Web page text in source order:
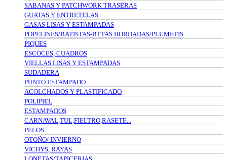
SABANAS Y PATCHWORK TRASERAS
GUATAS Y ENTRETELAS
GASAS LISAS Y ESTAMPADAS
POPELINES/BATISTAS-BTTAS BORDADAS/PLUMETIS
PIQUES
ESCOCES, CUADROS
VIELLAS LISAS Y ESTAMPADAS
SUDADERA
PUNTO ESTAMPADO
ACOLCHADOS Y PLASTIFICADO
POLIPIEL
ESTAMPADOS
CARNAVAL,TUL,FIELTRO,RASETE...
PELOS
OTOÑO/ INVIERNO
VICHYS, RAYAS